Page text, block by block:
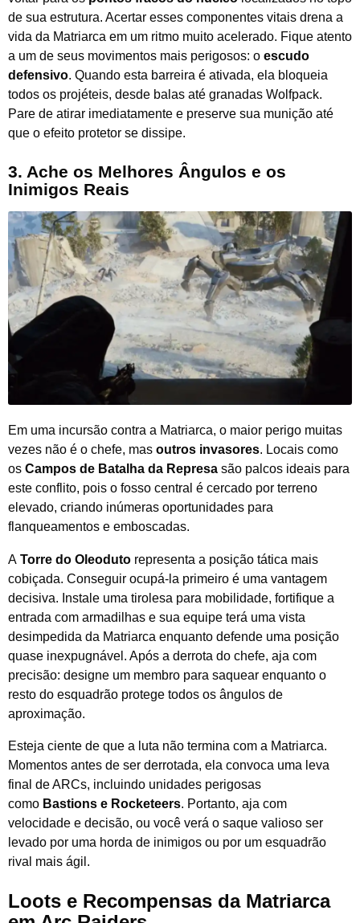
de sua estrutura. Acertar esses componentes vitais drena a
vida da Matriarca em um ritmo muito acelerado. Fique atento
a um de seus movimentos mais perigosos: o escudo
defensivo. Quando esta barreira é ativada, ela bloqueia
todos os projéteis, desde balas até granadas Wolfpack.
Pare de atirar imediatamente e preserve sua munição até
que o efeito protetor se dissipe.
3. Ache os Melhores Ângulos e os
Inimigos Reais
Em uma incursão contra a Matriarca, o maior perigo muitas
vezes não é o chefe, mas outros invasores. Locais como
os Campos de Batalha da Represa são palcos ideais para
este conflito, pois o fosso central é cercado por terreno
elevado, criando inúmeras oportunidades para
flanqueamentos e emboscadas.
A Torre do Oleoduto representa a posição tática mais
cobiçada. Conseguir ocupá-la primeiro é uma vantagem
decisiva. Instale uma tirolesa para mobilidade, fortifique a
entrada com armadilhas e sua equipe terá uma vista
desimpedida da Matriarca enquanto defende uma posição
quase inexpugnável. Após a derrota do chefe, aja com
precisão: designe um membro para saquear enquanto o
resto do esquadrão protege todos os ângulos de
aproximação.
Esteja ciente de que a luta não termina com a Matriarca.
Momentos antes de ser derrotada, ela convoca uma leva
final de ARCs, incluindo unidades perigosas
como Bastions e Rocketeers. Portanto, aja com
velocidade e decisão, ou você verá o saque valioso ser
levado por uma horda de inimigos ou por um esquadrão
rival mais ágil.
Loots e Recompensas da Matriarca